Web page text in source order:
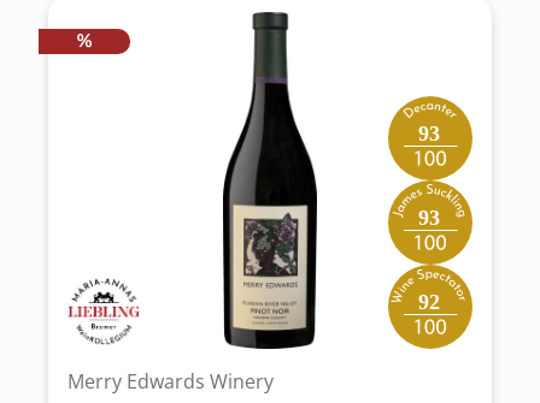
RABATT
%
93
93
92
Merry Edwards Winery